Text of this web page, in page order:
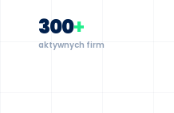
300+
aktywnych firm